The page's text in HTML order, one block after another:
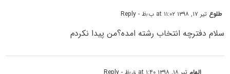
طلوع تیر ۱۷, ۱۳۹۸ at ۱۱:۰۲ ب٫ظ - Reply
سلام دفترچه انتخاب رشته امده؟من پیدا نکردم
الهام تیر ۱۸, ۱۳۹۸ at ۱:۴۰ ق٫ظ - Reply